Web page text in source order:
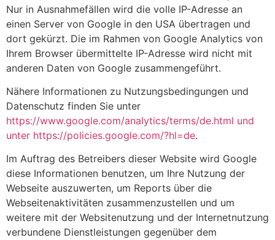
Nur in Ausnahmefällen wird die volle IP-Adresse an
einen Server von Google in den USA übertragen und
dort gekürzt. Die im Rahmen von Google Analytics von
Ihrem Browser übermittelte IP-Adresse wird nicht mit
anderen Daten von Google zusammengeführt.
Nähere Informationen zu Nutzungsbedingungen und
Datenschutz finden Sie unter
https://www.google.com/analytics/terms/de.html und
unter https://policies.google.com/?hl=de.
Im Auftrag des Betreibers dieser Website wird Google
diese Informationen benutzen, um Ihre Nutzung der
Webseite auszuwerten, um Reports über die
Webseitenaktivitäten zusammenzustellen und um
weitere mit der Websitenutzung und der Internetnutzung
verbundene Dienstleistungen gegenüber dem